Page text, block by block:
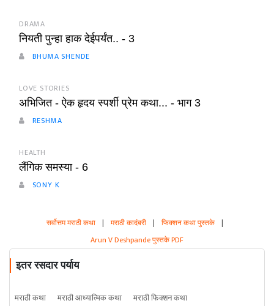
DRAMA
नियती पुन्हा हाक देईपर्यंत.. - 3
BHUMA SHENDE
LOVE STORIES
अभिजित - ऐक हृदय स्पर्शी प्रेम कथा... - भाग 3
RESHMA
HEALTH
लैंगिक समस्या - 6
SONY K
सर्वोत्तम मराठी कथा | मराठी कादंबरी | फिक्शन कथा पुस्तके |
Arun V Deshpande पुस्तके PDF
इतर रसदार पर्याय
मराठी कथा मराठी आध्यात्मिक कथा
मराठी फिक्शन कथा